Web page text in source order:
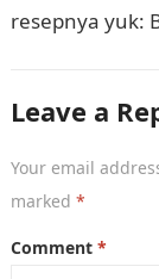
resepnya yuk:
Leave a
Your email
marked *
Comment *